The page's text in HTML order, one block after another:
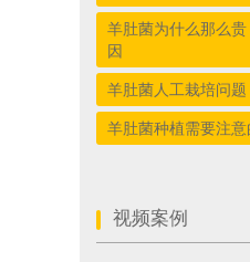
羊肚菌为什么那么
因
羊肚菌人工栽培问题
羊肚菌种植需要注意
视频案例